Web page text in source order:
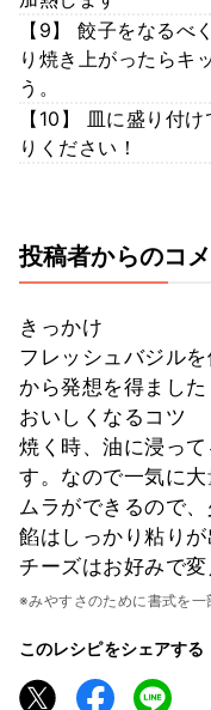
【9】 餃子をなるべ
り焼き上がったらキ
う。
【10】 皿に盛り付
りください！
投稿者からのコ
きっかけ
フレッシュバジル
から発想を得ました
おいしくなるコツ
焼く時、油に浸っ
す。なので一気に
ムラができるので
餡はしっかり粘り
チーズはお好みで
※みやすさのために書式を一
このレシピをシェアする